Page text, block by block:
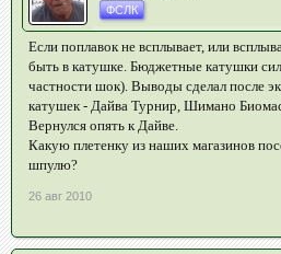
ФСЛК
Если поплавок не всплывает, или
быть в катушке. Бюджетные катушки
частности шок). Выводы сделал после
катушек - Дайва Турнир, Шимано
Вернулся опять к Дайве.
Какую плетенку из наших магазинов
шпулю?
26 авг 2010